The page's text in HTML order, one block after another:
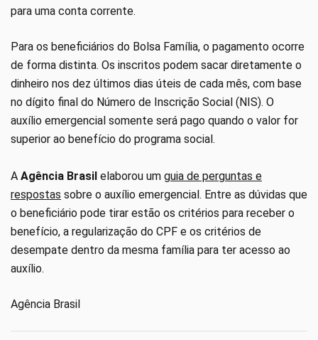
para uma conta corrente.
Para os beneficiários do Bolsa Família, o pagamento ocorre
de forma distinta. Os inscritos podem sacar diretamente o
dinheiro nos dez últimos dias úteis de cada mês, com base
no dígito final do Número de Inscrição Social (NIS). O
auxílio emergencial somente será pago quando o valor for
superior ao benefício do programa social.
A Agência Brasil elaborou um guia de perguntas e
respostas sobre o auxílio emergencial. Entre as dúvidas que
o beneficiário pode tirar estão os critérios para receber o
benefício, a regularização do CPF e os critérios de
desempate dentro da mesma família para ter acesso ao
auxílio.
Agência Brasil